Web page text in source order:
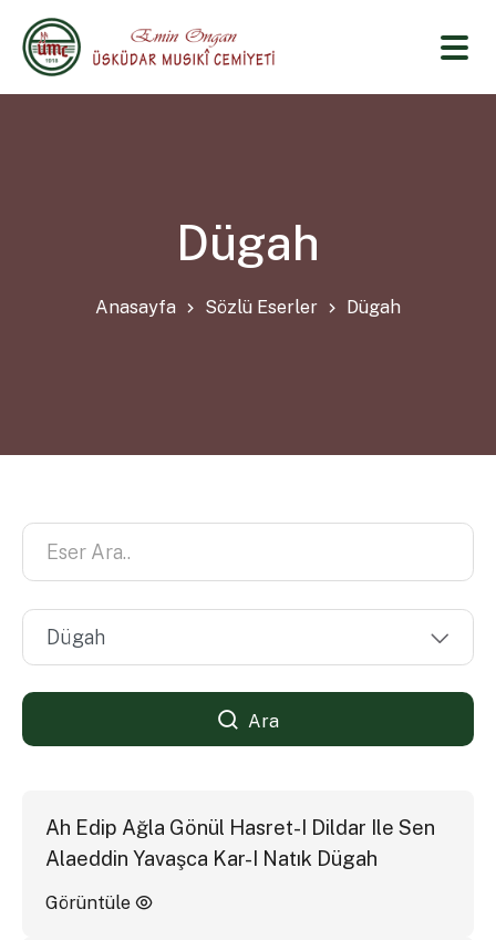
Dügah
Anasayfa Sözlü Eserler Dügah
Ara
Ah Edip Ağla Gönül Hasret-I Dildar Ile Sen
Alaeddin Yavaşca Kar-I Natık Dügah
Görüntüle